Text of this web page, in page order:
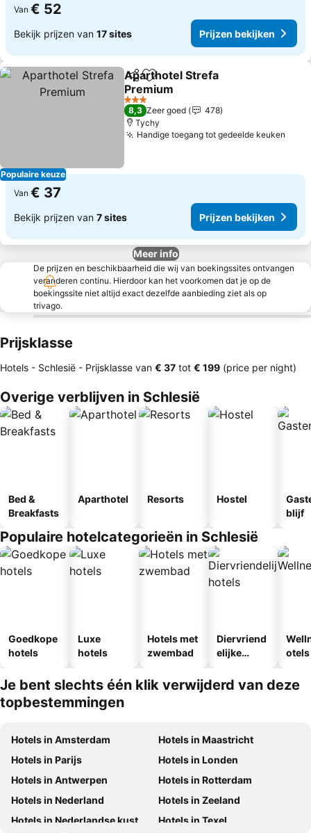
Van € 52
Bekijk prijzen van 17 sites Prijzen bekijken
Populaire keuze
DelenToevoegen aan favorieten
Aparthotel Strefa
Premium
Prijzen bekijken
3 Sterren
8,3 Zeer goed
478
Tychy
Handige toegang tot gedeelde keuken
Van € 37
Bekijk prijzen van 7 sites Prijzen bekijken
Meer info
De prijzen en beschikbaarheid die wij van boekingssites ontvangen
veranderen continu. Hierdoor kan het voorkomen dat je op de
boekingssite niet altijd exact dezelfde aanbieding ziet als op
trivago.
Prijsklasse
Hotels - Schlesië - Prijsklasse van ‎€ 37 tot ‎€ 199 (price per night)
Overige verblijven in Schlesië
Bed &
Breakfasts
Aparthotel Resorts Hostel
blijf
Populaire hotelcategorieën in Schlesië
Goedkope
hotels
Luxe
hotels
Hotels met
zwembad
Diervriend
elijke
otels
Je bent slechts één klik verwijderd van deze
topbestemmingen
Hotels in Amsterdam
Hotels in Maastricht
Hotels in Parijs
Hotels in Londen
Hotels in Antwerpen
Hotels in Rotterdam
Hotels in Nederland
Hotels in Zeeland
Hotels in Nederlandse kust
Hotels in Texel